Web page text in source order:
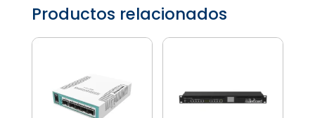
Productos relacionados